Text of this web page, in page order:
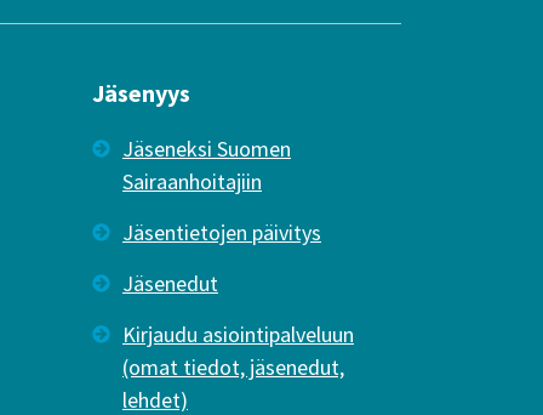
Jäsenyys
Jäseneksi Suomen
Sairaanhoitajiin
Jäsentietojen päivitys
Jäsenedut
Kirjaudu asiointipalveluun
(omat tiedot, jäsenedut,
lehdet)